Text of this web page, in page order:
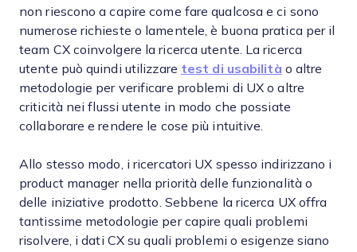
non riescono a capire come fare qualcosa e ci sono
numerose richieste o lamentele, è buona pratica per il
team CX coinvolgere la ricerca utente. La ricerca
utente può quindi utilizzare test di usabilità o altre
metodologie per verificare problemi di UX o altre
criticità nei flussi utente in modo che possiate
collaborare e rendere le cose più intuitive.
Allo stesso modo, i ricercatori UX spesso indirizzano i
product manager nella priorità delle funzionalità o
delle iniziative prodotto. Sebbene la ricerca UX offra
tantissime metodologie per capire quali problemi
risolvere, i dati CX su quali problemi o esigenze siano